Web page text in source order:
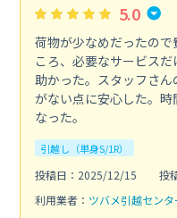
5.0
荷物が少なめだったの
ころ、必要なサービス
助かった。スタッフさ
がない点に安心した。
なった。
引越し（単身S/1R）
投稿日：2025/12/15
投
利用業者： ツバメ引越センタ